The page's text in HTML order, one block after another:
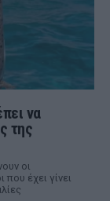
να
της
οι
έχει γίνει